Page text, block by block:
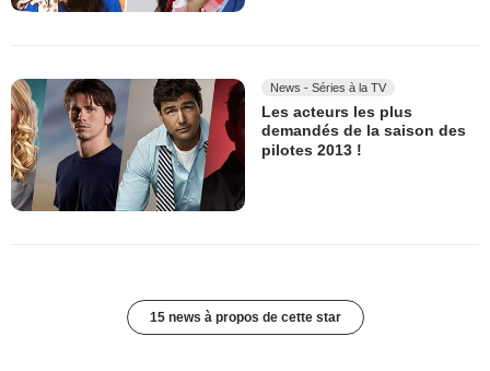
News - Séries à la TV
Les acteurs les plus
demandés de la saison des
pilotes 2013 !
15 news à propos de cette star